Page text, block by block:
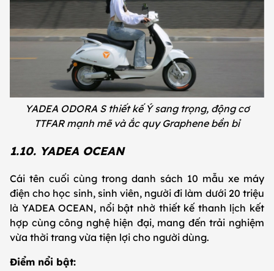
YADEA ODORA S thiết kế Ý sang trọng, động cơ
TTFAR mạnh mẽ và ắc quy Graphene bền bỉ
1.10. YADEA OCEAN
Cái tên cuối cùng trong danh sách 10 mẫu xe máy
điện cho học sinh, sinh viên, người đi làm dưới 20 triệu
là YADEA OCEAN, nổi bật nhờ thiết kế thanh lịch kết
hợp cùng công nghệ hiện đại, mang đến trải nghiệm
vừa thời trang vừa tiện lợi cho người dùng.
Điểm nổi bật: